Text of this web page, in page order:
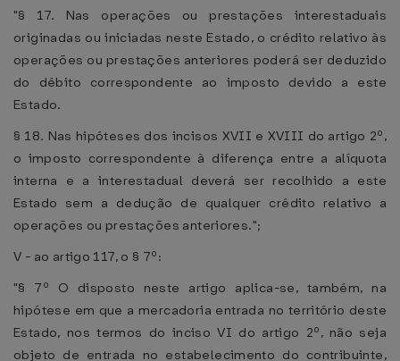
"§ 17. Nas operações ou prestações interestaduais
originadas ou iniciadas neste Estado, o crédito relativo às
operações ou prestações anteriores poderá ser deduzido
do débito correspondente ao imposto devido a este
Estado.
§ 18. Nas hipóteses dos incisos XVII e XVIII do artigo 2º,
o imposto correspondente à diferença entre a alíquota
interna e a interestadual deverá ser recolhido a este
Estado sem a dedução de qualquer crédito relativo a
operações ou prestações anteriores.";
V - ao artigo 117, o § 7º:
"§ 7º O disposto neste artigo aplica-se, também, na
hipótese em que a mercadoria entrada no território deste
Estado, nos termos do inciso VI do artigo 2º, não seja
objeto de entrada no estabelecimento do contribuinte,